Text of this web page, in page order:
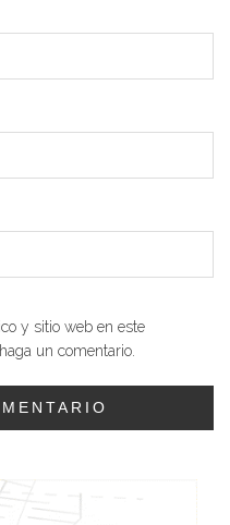
y sitio web en este
un comentario.